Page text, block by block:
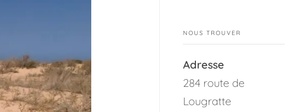
NOUS TROUVER
Adresse
284 route de
Lougratte